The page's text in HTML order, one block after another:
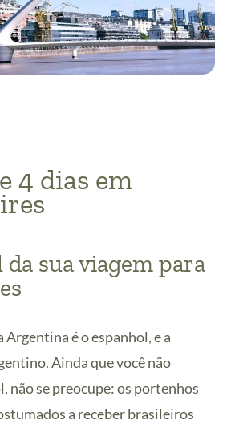
4 dias em
da sua viagem para
é o espanhol, e a
Ainda que você não
não se preocupe: os portenhos
a receber brasileiros